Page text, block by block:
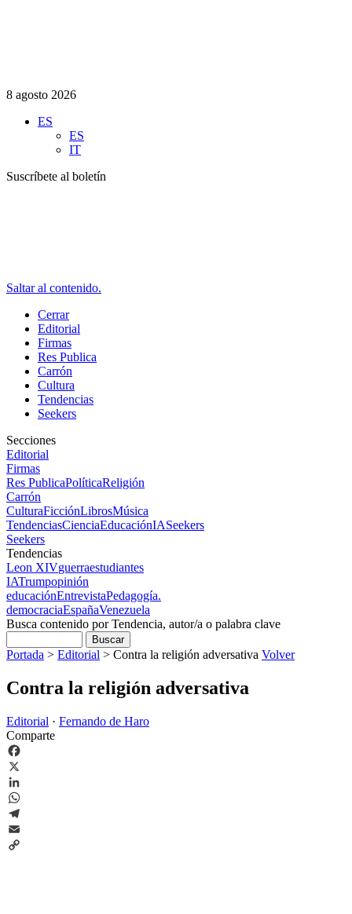
8 agosto 2026
ES
ES
IT
Suscríbete al boletín
Saltar al contenido.
Cerrar
Editorial
Firmas
Res Publica
Carrón
Cultura
Tendencias
Seekers
Secciones
Editorial
Firmas
Res PublicaPolíticaReligión
Carrón
CulturaFicciónLibrosMúsica
TendenciasCienciaEducaciónIASeekers
Seekers
Tendencias
Leon XIVguerraestudiantes
IATrumpopinión
educaciónEntrevistaPedagogía.
democraciaEspañaVenezuela
Busca contenido por Tendencia, autor/a o palabra clave
Portada > Editorial > Contra la religión adversativa Volver
Contra la religión adversativa
Editorial · Fernando de Haro
Comparte
Facebook
X
LinkedIn
WhatsApp
Telegram
Email